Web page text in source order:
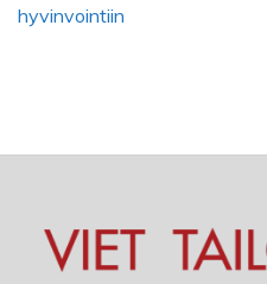
hyvinvointiin